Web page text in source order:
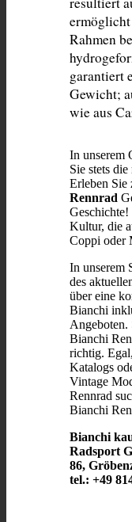
Rahmen
garantiert
Gewicht;
wie aus
In unserem
Sie stets
Erleben Sie
Rennrad
Kultur, die
Coppi oder
In unserem
des
über eine
Bianchi
Angeboten.
Bianchi
richtig.
Katalogs
Vintage
Rennrad
Bianchi
Bianchi
Radsport
86,
tel.: +49